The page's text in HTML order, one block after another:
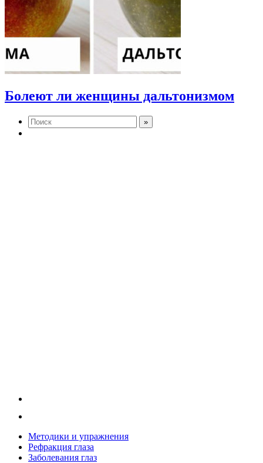
Болеют ли женщины дальтонизмом
Методики и упражнения
Рефракция глаза
Заболевания глаз